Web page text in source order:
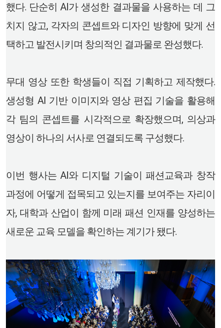
했다. 단순히 AI가 생성한 결과물을 사용하는 데 그
치지 않고, 각자의 콘셉트와 디자인 방향에 맞게 선
택하고 발전시키며 창의적인 결과물로 완성했다.
무대 영상 또한 학생들이 직접 기획하고 제작했다.
생성형 AI 기반 이미지와 영상 편집 기술을 활용해
각 팀의 콘셉트를 시각적으로 확장했으며, 의상과
영상이 하나의 서사로 연결되도록 구성했다.
이번 행사는 AI와 디지털 기술이 패션교육과 창작
과정에 어떻게 접목되고 있는지를 보여주는 자리이
자, 대학과 산업이 함께 미래 패션 인재를 양성하는
새로운 교육 모델을 확인하는 계기가 됐다.